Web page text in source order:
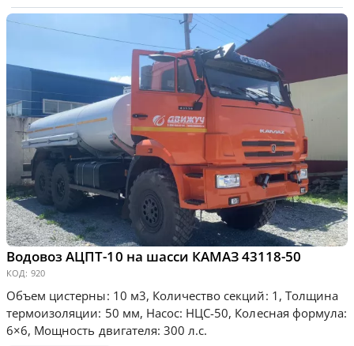
Водовоз АЦПТ-10 на шасси КАМАЗ 43118-50
КОД: 920
Объем цистерны: 10 м3, Количество секций: 1, Толщина
термоизоляции: 50 мм, Насос: НЦС-50, Колесная формула:
6×6, Мощность двигателя: 300 л.с.